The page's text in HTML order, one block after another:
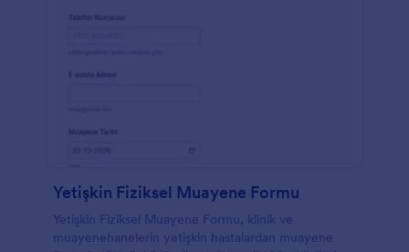
Yetişkin Fiziksel Muayene Formu
Yetişkin Fiziksel Muayene Formu, klinik ve
muayenehanelerin yetişkin hastalardan muayene